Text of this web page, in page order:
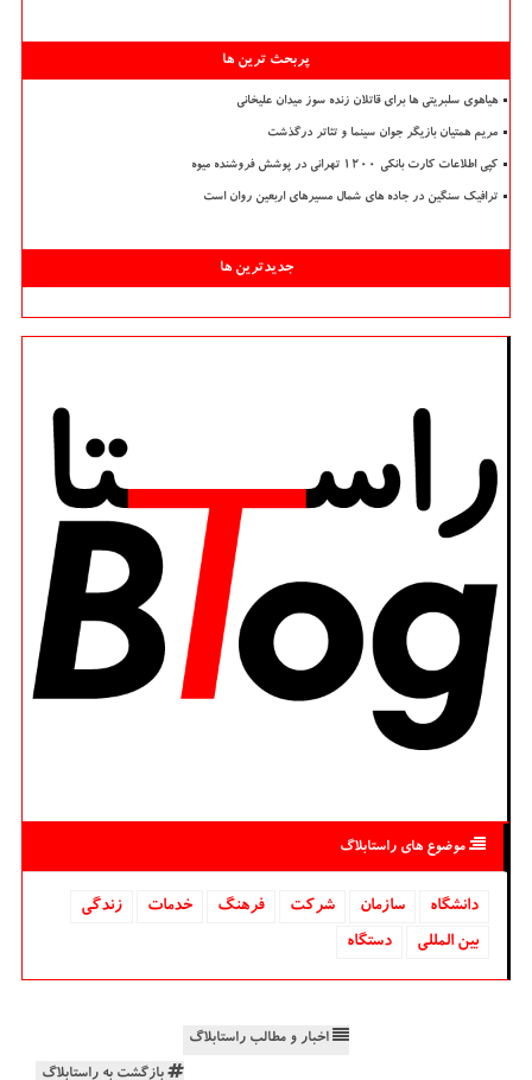
پربحث ترین ها
هیاهوی سلبریتی ها برای قاتلان زنده سوز میدان علیخانی
مریم همتیان بازیگر جوان سینما و تئاتر درگذشت
کپی اطلاعات کارت بانکی ۱۲۰۰ تهرانی در پوشش فروشنده میوه
ترافیک سنگین در جاده های شمال مسیرهای اربعین روان است
جدیدترین ها
موضوع های راستابلاگ
دانشگاه‌ سازمان شركت فرهنگ خدمات
زندگی
بین المللی
دستگاه
اخبار و مطالب راستابلاگ
بازگشت به راستابلاگ